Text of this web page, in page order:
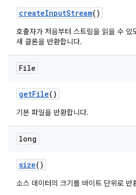
createInputStream()
호출자가 처음부터 스트림을 읽을 수 있
새 클론을 반환합니다.
File
getFile()
기본 파일을 반환합니다.
long
size()
소스 데이터의 크기를 바이트 단위로 반